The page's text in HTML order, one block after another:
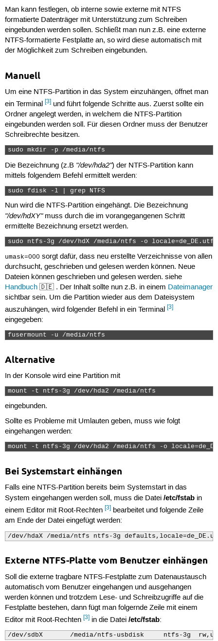
Man kann festlegen, ob interne sowie externe mit NTFS
formatierte Datenträger mit Unterstützung zum Schreiben
eingebunden werden sollen. Schließt man nun z.B. eine externe
NTFS-formatierte Festplatte an, so wird diese automatisch mit
der Möglichkeit zum Schreiben eingebunden.
Manuell
Um eine NTFS-Partition in das System einzuhängen, öffnet man
ein Terminal [3]und führt folgende Schritte aus. Zuerst sollte ein
Ordner angelegt werden, in welchem die NTFS-Partition
eingebunden werden soll. Für diesen Ordner muss der Benutzer
Schreibrechte besitzen.
sudo mkdir -p /media/ntfs
Die Bezeichnung (z.B "/dev/hda2") der NTFS-Partition kann
mittels folgendem Befehl ermittelt werden:
sudo fdisk -l | grep NTFS
Nun wird die NTFS-Partition eingehängt. Die Bezeichnung
"/dev/hdXY"muss durch die im vorangegangenen Schritt
ermittelte Bezeichnung ersetzt werden.
sudo ntfs-3g /dev/hdX /media/ntfs -o
umask=000 sorgt dafür, dass neu erstellte Verzeichnisse von allen
durchsucht, geschrieben und gelesen werden können. Neue
Dateien können geschrieben und gelesen werden. siehe
Handbuch🇩🇪 . Der Inhalt sollte nun z.B. in einem Dateimanager
sichtbar sein. Um die Partition wieder aus dem Dateisystem
auszuhängen, wird folgender Befehl in ein Terminal [3]
eingegeben:
fusermount -u /media/ntfs
Alternative
In der Konsole wird eine Partition mit
mount -t ntfs-3g /dev/hda2 /media/ntfs
eingebunden.
Sollte es Probleme mit Umlauten geben, muss wie folgt
eingehangen werden:
mount -t ntfs-3g /dev/hda2 /media/ntfs -o
Bei Systemstart einhängen
Falls eine NTFS-Partition bereits beim Systemstart in das
System eingehangen werden soll, muss die Datei /etc/fstabin
einem Editor mit Root-Rechten [3]bearbeitet und folgende Zeile
am Ende der Datei eingefügt werden:
/dev/hdaX /media/ntfs ntfs-3g
Externe NTFS-Platte vom Benutzer einhängen
Soll die externe tragbare NTFS-Festplatte zum Datenaustausch
automatisch vom Benutzer eingehangen und ausgehangen
werden können und trotzdem Lese- und Schreibzugriffe auf die
Festplatte bestehen, dann fügt man folgernde Zeile mit einem
Editor mit Root-Rechten [3]in die Datei /etc/fstab: